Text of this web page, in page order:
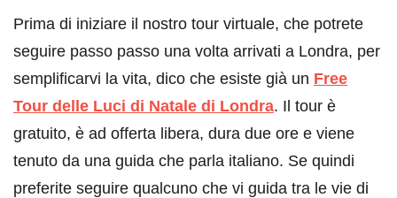
Prima di iniziare il nostro tour virtuale, che potrete
seguire passo passo una volta arrivati a Londra, per
semplificarvi la vita, dico che esiste già un Free
Tour delle Luci di Natale di Londra. Il tour è
gratuito, è ad offerta libera, dura due ore e viene
tenuto da una guida che parla italiano. Se quindi
preferite seguire qualcuno che vi guida tra le vie di